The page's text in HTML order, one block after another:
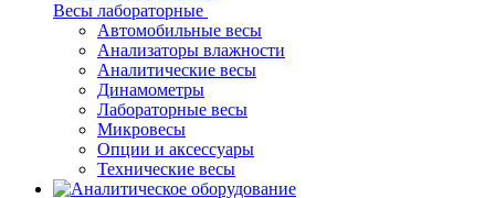
Весы лабораторные
Автомобильные весы
Анализаторы влажности
Аналитические весы
Динамометры
Лабораторные весы
Микровесы
Опции и аксессуары
Технические весы